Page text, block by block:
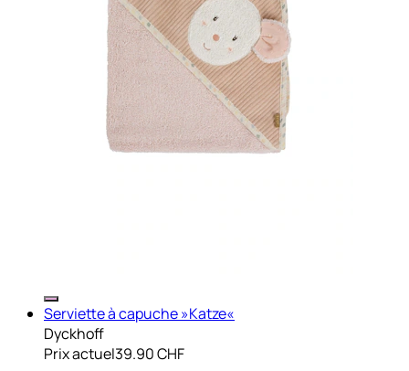
Serviette à capuche »Katze«
Dyckhoff
Prix actuel39.90 CHF